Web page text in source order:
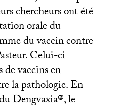
chercheurs ont été
orale du
du vaccin contre
Celui-ci
vaccins en
la pathologie. En
Dengvaxia®, le